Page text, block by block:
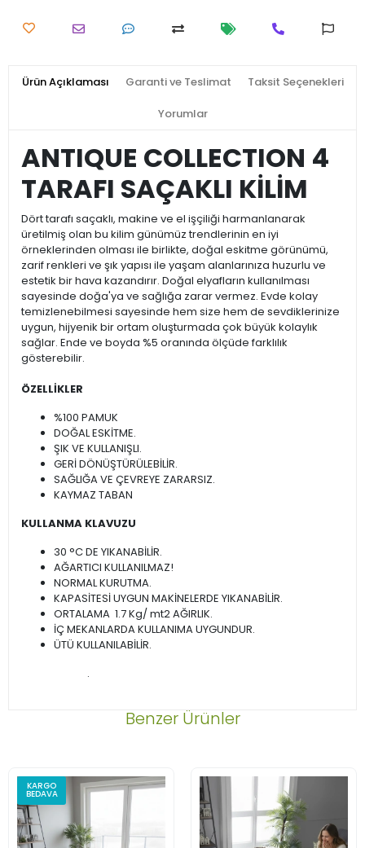
Ürün Açıklaması Garanti ve Teslimat Taksit Seçenekleri
Yorumlar
ANTIQUE COLLECTION 4
TARAFI SAÇAKLI KİLİM
Dört tarafı saçaklı, makine ve el işçiliği harmanlanarak
üretilmiş olan bu kilim günümüz trendlerinin en iyi
örneklerinden olması ile birlikte, doğal eskitme görünümü,
zarif renkleri ve şık yapısı ile yaşam alanlarınıza huzurlu ve
estetik bir hava kazandırır. Doğal elyafların kullanılması
sayesinde doğa'ya ve sağlığa zarar vermez. Evde kolay
temizlenebilmesi sayesinde hem size hem de sevdiklerinize
uygun, hijyenik bir ortam oluşturmada çok büyük kolaylık
sağlar. Ende ve boyda %5 oranında ölçüde farklılık
gösterebilir.
ÖZELLİKLER
%100 PAMUK
DOĞAL ESKİTME.
ŞIK VE KULLANIŞLI.
GERİ DÖNÜŞTÜRÜLEBİLİR.
SAĞLIĞA VE ÇEVREYE ZARARSIZ.
KAYMAZ TABAN
KULLANMA KLAVUZU
30 °C DE YIKANABİLİR.
AĞARTICI KULLANILMAZ!
NORMAL KURUTMA.
KAPASİTESİ UYGUN MAKİNELERDE YIKANABİLİR.
ORTALAMA 1.7 Kg/ mt2 AĞIRLIK.
İÇ MEKANLARDA KULLANIMA UYGUNDUR.
ÜTÜ KULLANILABİLİR.
.
Benzer Ürünler
KARGO
BEDAVA